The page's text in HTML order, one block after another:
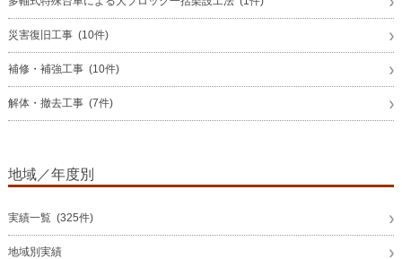
災害復旧工事 (10件)
補修・補強工事 (10件)
解体・撤去工事 (7件)
地域／年度別
実績一覧 (325件)
地域別実績